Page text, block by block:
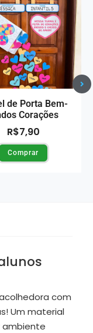
de Porta Bem-
Corações
R$7,90
Comprar
com
Um material
ambiente